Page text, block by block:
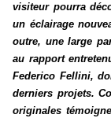
visiteur pourra
un éclairage
outre, une large
au rapport
Federico Fellini,
derniers projets.
originales